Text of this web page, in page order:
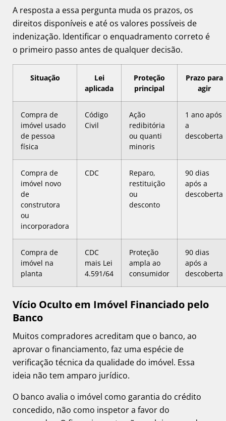
A resposta a essa pergunta muda os prazos, os
direitos disponíveis e até os valores possíveis de
indenização. Identificar o enquadramento correto é
o primeiro passo antes de qualquer decisão.
Situação
Lei
aplicada
Proteção
principal
Prazo para
agir
Compra de
imóvel usado
de pessoa
física
Código
Civil
Ação
redibitória
ou quanti
minoris
1 ano após
a
descoberta
Compra de
imóvel novo
de
construtora
ou
incorporadora
CDC
Reparo,
restituição
ou
desconto
90 dias
após a
descoberta
Compra de
imóvel na
planta
CDC
mais Lei
4.591/64
Proteção
ampla ao
consumidor
90 dias
após a
descoberta
Vício Oculto em Imóvel Financiado pelo
Banco
Muitos compradores acreditam que o banco, ao
aprovar o financiamento, faz uma espécie de
verificação técnica da qualidade do imóvel. Essa
ideia não tem amparo jurídico.
O banco avalia o imóvel como garantia do crédito
concedido, não como inspetor a favor do